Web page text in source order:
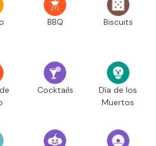
BBQ Biscuits
Cocktails
Día de los
Muertos